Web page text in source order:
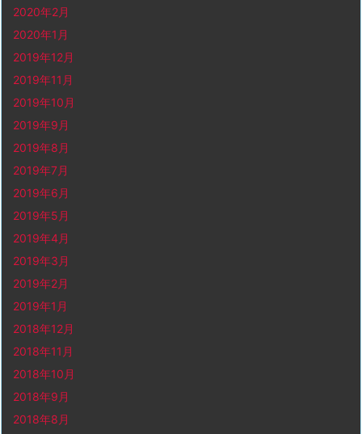
2020年2月
2020年1月
2019年12月
2019年11月
2019年10月
2019年9月
2019年8月
2019年7月
2019年6月
2019年5月
2019年4月
2019年3月
2019年2月
2019年1月
2018年12月
2018年11月
2018年10月
2018年9月
2018年8月